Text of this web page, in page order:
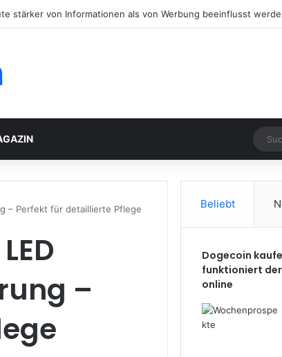
Alles, was Sie 2026 wissen müssen
– Perfekt für detaillierte Pflege
–
Beliebt
Dogecoin
funktioniert
online